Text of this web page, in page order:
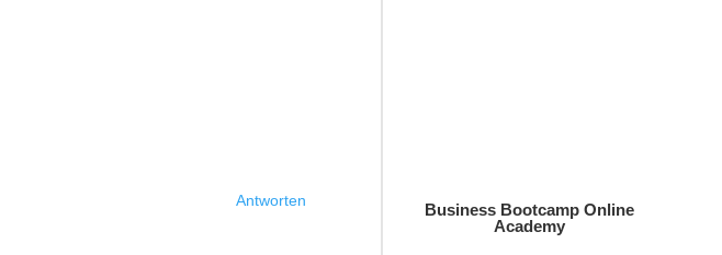
Antworten
Business Bootcamp Online
Academy